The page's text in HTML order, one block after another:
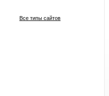
Все типы сайтов